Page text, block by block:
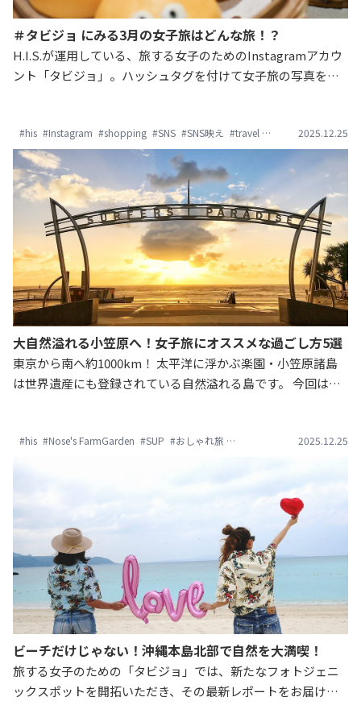
＃タビジョ にみる3月の女子旅はどんな旅！？
H.I.S.が運用している、旅する女子のためのInstagramアカウ
ント「タビジョ」。ハッシュタグを付けて女子旅の写真を投
たちは、どこへ旅に出たのでしょうか？気になるみんなの女
子旅をのぞき見しましょう！
#his #Instagram #shopping #SNS #SNS映え #travel #おしゃれ旅 #かわ
2025.12.25
大自然溢れる小笠原へ！女子旅にオススメな過ごし方5選
東京から南へ約1000km！ 太平洋に浮かぶ楽園・小笠原諸島
は世界遺産にも登録されている自然溢れる島です。 今回はそ
かな小笠原へリフレッシュしに出かけてみませんか？
#his #Nose's FarmGarden #SUP #おしゃれ旅 #アイランドヨガ #エイチア
2025.12.25
ビーチだけじゃない！沖縄本島北部で自然を大満喫！
旅する女子のための「タビジョ」では、新たなフォトジェニ
ックスポットを開拓いただき、その最新レポートをお届けす